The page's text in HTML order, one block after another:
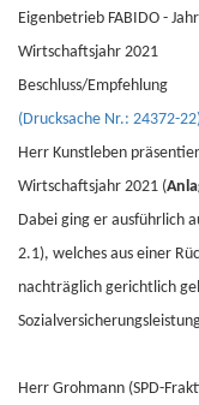
Eigenbetrieb FABIDO -
Wirtschaftsjahr 2021
Beschluss/Empfehlung
(Drucksache Nr.: 24372-
Herr Kunstleben
Wirtschaftsjahr 2021 (
Dabei ging er ausführlich
2.1), welches aus einer
nachträglich gerichtlich
Herr Grohmann (SPD-